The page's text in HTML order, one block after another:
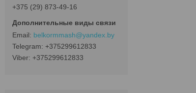
+375 (29) 873-49-16
belkormmash@yandex.by
+375299612833
+375299612833